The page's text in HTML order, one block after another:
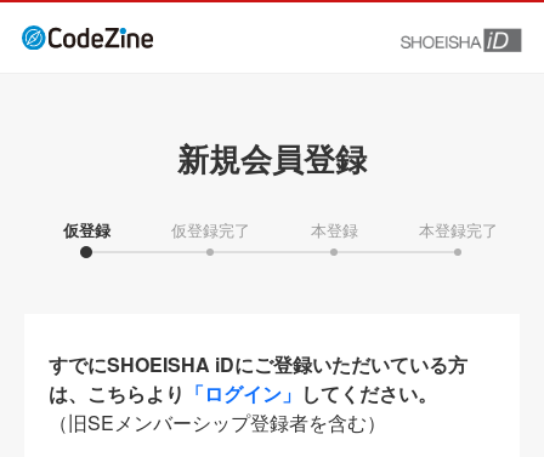
新規会員登録
仮登録 仮登録完了 本登録 本登録完了
すでにSHOEISHA iDにご登録いただいている方
は、こちらより 「ログイン」 してください。
（旧SEメンバーシップ登録者を含む）